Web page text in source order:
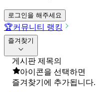
로그인을 해주세요
🏆커뮤니티 랭킹
즐겨찾기
게시판 제목의
아이콘을 선택하면
즐겨찾기에 추가됩니다.